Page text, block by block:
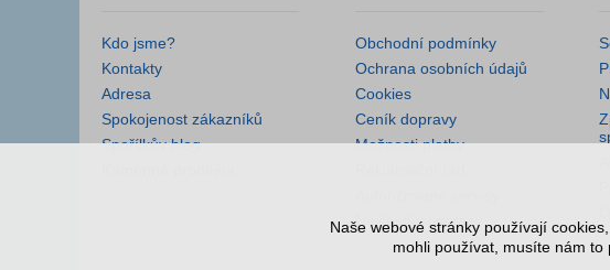
Kdo jsme?
Kontakty
Adresa
Spokojenost zákazníků
Spořílkův blog
Obchodní podmínky
Ochrana osobních údajů
Cookies
Ceník dopravy
Možnosti platby
Nejčastější dotazy
Naše webové stránky používají
mohli používat, musíte nám to